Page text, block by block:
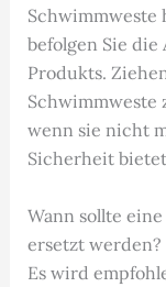
Schwimmweste
befolgen Sie die
Produkts.
Schwimmweste
wenn sie nicht
Sicherheit
Wann sollte
ersetzt werden?
Es wird